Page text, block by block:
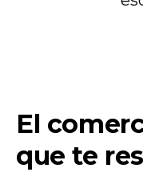
El
que te